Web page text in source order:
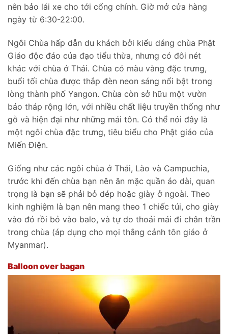
nên bảo lái xe cho tới cổng chính. Giờ mở cửa hàng
ngày từ 6:30-22:00.
Ngôi Chùa hấp dẫn du khách bởi kiểu dáng chùa Phật
Giáo độc đáo của đạo tiểu thừa, nhưng có đôi nét
khác với chùa ở Thái. Chùa có màu vàng đặc trưng,
buổi tối chùa được thắp đèn neon sáng nổi bật trong
lòng thành phố Yangon. Chùa còn sở hữu một vườn
bảo tháp rộng lớn, với nhiều chất liệu truyền thống như
gỗ và hiện đại như những mái tôn. Có thể nói đây là
một ngôi chùa đặc trưng, tiêu biểu cho Phật giáo của
Miến Điện.
Giống như các ngôi chùa ở Thái, Lào và Campuchia,
trước khi đến chùa bạn nên ăn mặc quần áo dài, quan
trọng là bạn sẽ phải bỏ dép hoặc giày ở ngoài. Theo
kinh nghiệm là bạn nên mang theo 1 chiếc túi, cho giày
vào đó rồi bỏ vào balo, và tự do thoải mái đi chân trần
trong chùa (áp dụng cho mọi thắng cảnh tôn giáo ở
Myanmar).
Balloon over bagan